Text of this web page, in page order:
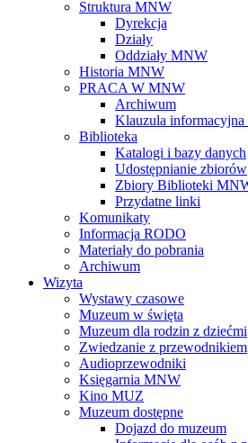
Struktura MNW
Dyrekcja
Działy
Oddziały MNW
Historia MNW
PRACA W MNW
Archiwum
Klauzula
Biblioteka
Katalogi i bazy danych
Udostępnianie zbiorów
Zbiory Biblioteki
Przydatne linki
Komunikaty
Informacja RODO
Materiały do pobrania
Archiwum
Wizyta
Wystawy czasowe
Muzeum w święta
Muzeum dla rodzin z dziećmi
Zwiedzanie z przewodnikiem
Audioprzewodniki
Księgarnia MNW
Kino MUZ
Muzeum dostępne
Dojazd do muzeum